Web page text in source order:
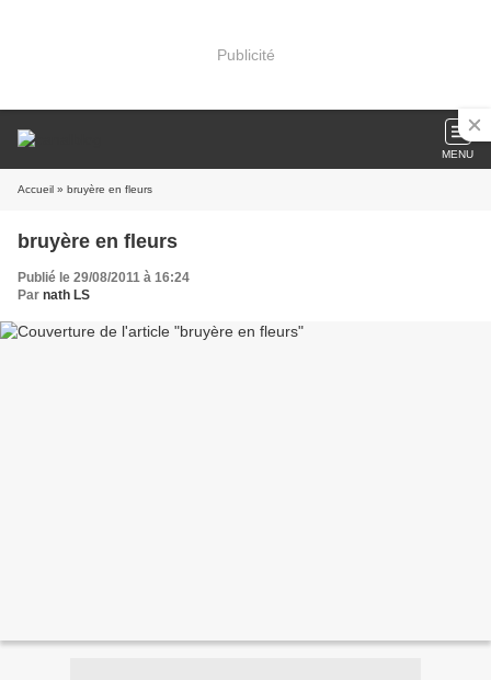
Publicité
MENU
Accueil » bruyère en fleurs
bruyère en fleurs
Publié le 29/08/2011 à 16:24
Par nath LS